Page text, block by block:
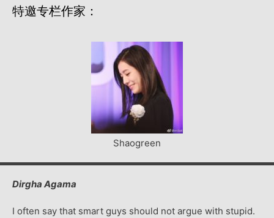
特邀专栏作家：
Shaogreen
Dirgha Agama
I often say that smart guys should not argue with stupid.